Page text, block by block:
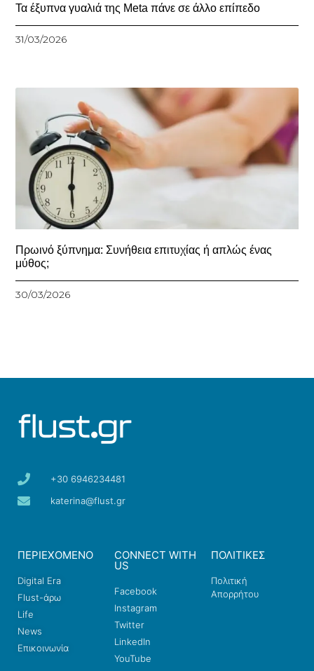
Τα έξυπνα γυαλιά της Meta πάνε σε άλλο επίπεδο
31/03/2026
Πρωινό ξύπνημα: Συνήθεια επιτυχίας ή απλώς ένας
μύθος;
30/03/2026
+30 6946234481
katerina@flust.gr
ΠΕΡΙΕΧΟΜΕΝΟ
Digital Era
Flust-άρω
Life
News
Επικοινωνία
CONNECT WITH
US
Facebook
Instagram
Twitter
LinkedIn
YouTube
ΠΟΛΙΤΙΚΕΣ
Πολιτική
Απορρήτου